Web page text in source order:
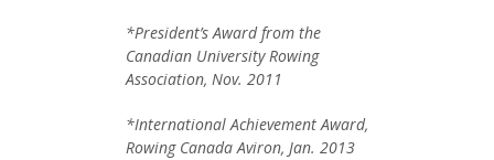
*President’s Award from the
Canadian University Rowing
Association, Nov. 2011
*International Achievement Award,
Rowing Canada Aviron, Jan. 2013